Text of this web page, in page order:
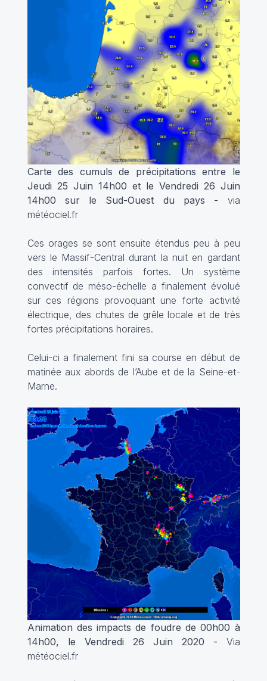
Carte des cumuls de précipitations entre le
Jeudi 25 Juin 14h00 et le Vendredi 26 Juin
14h00 sur le Sud-Ouest du pays - via
météociel.fr
Ces orages se sont ensuite étendus peu à peu
vers le Massif-Central durant la nuit en gardant
des intensités parfois fortes. Un système
convectif de méso-échelle a finalement évolué
sur ces régions provoquant une forte activité
électrique, des chutes de grêle locale et de très
fortes précipitations horaires.
Celui-ci a finalement fini sa course en début de
matinée aux abords de l’Aube et de la Seine-et-
Marne.
Animation des impacts de foudre de 00h00 à
14h00, le Vendredi 26 Juin 2020 - Via
météociel.fr